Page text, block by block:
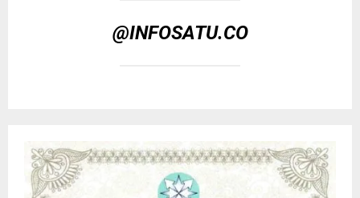
@INFOSATU.CO